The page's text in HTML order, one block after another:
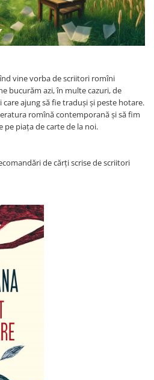
vine vorba de scriitori romîni
bucurăm azi, în multe cazuri, de
ajung să fie traduși și peste hotare.
romînă contemporană și să fim
piața de carte de la noi.
de cărți scrise de scriitori